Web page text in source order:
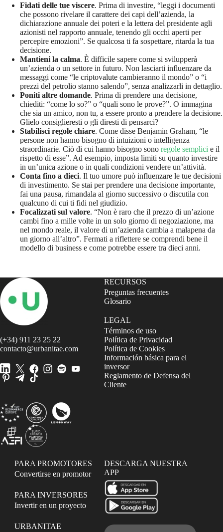
Fidati delle tue viscere. Prima di investire, “leggi i documenti
che possono rivelare il carattere dei capi dell’azienda, la
dichiarazione annuale dei poteri e la lettera del presidente agli
azionisti nel rapporto annuale, tenendo gli occhi aperti per
percepire emozioni”. Se qualcosa ti fa sospettare, ritarda la tua
decisione.
Mantieni la calma. È difficile sapere come si svilupperà
un’azienda o un settore in futuro. Non lasciarti influenzare da
messaggi come “le criptovalute cambieranno il mondo” o “i
prezzi del petrolio stanno salendo”, senza analizzarli in dettaglio.
Poniti altre domande. Prima di prendere una decisione,
chiediti: “come lo so?” o “quali sono le prove?”. O immagina
che sia un amico, non tu, a essere pronto a prendere la decisione.
Glielo consiglieresti o gli diresti di pensarci?
Stabilisci regole chiare. Come disse Benjamin Graham, “le
persone non hanno bisogno di intuizioni o intelligenza
straordinarie. Ciò di cui hanno bisogno sono regole semplici e il
rispetto di esse”. Ad esempio, imposta limiti su quanto investire
in un’unica azione o in quali condizioni vendere un’attività.
Conta fino a dieci. Il tuo umore può influenzare le tue decisioni
di investimento. Se stai per prendere una decisione importante,
fai una pausa, rimandala al giorno successivo o discutila con
qualcuno di cui ti fidi nel giudizio.
Focalizzati sul valore. “Non è raro che il prezzo di un’azione
cambi fino a mille volte in un solo giorno di negoziazione, ma
nel mondo reale, il valore di un’azienda cambia a malapena da
un giorno all’altro”. Fermati a riflettere se comprendi bene il
modello di business e come potrebbe essere tra dieci anni.
(+34) 911 23 25 22
contacto@urbanitae.com
RECURSOS
Preguntas frecuentes
Glosario
LEGAL
Términos de uso
Política de Privacidad
Política de Cookies
Información básica para el
inversor
Reglamento de Defensa del
Cliente
PARA PROMOTORES
Convertirse en promotor
PARA INVERSORES
Invertir en un proyecto
URBANITAE
DESCARGA NUESTRA
APP